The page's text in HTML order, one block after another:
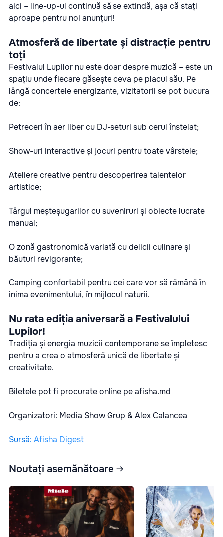
aici – line-up-ul continuă să se extindă, așa că stați
aproape pentru noi anunțuri!
Atmosferă de libertate și distracție pentru
toți
Festivalul Lupilor nu este doar despre muzică – este un
spațiu unde fiecare găsește ceva pe placul său. Pe
lângă concertele energizante, vizitatorii se pot bucura
de:
Petreceri în aer liber cu DJ-seturi sub cerul înstelat;
Show-uri interactive și jocuri pentru toate vârstele;
Ateliere creative pentru descoperirea talentelor
artistice;
Târgul meșteșugarilor cu suveniruri și obiecte lucrate
manual;
O zonă gastronomică variată cu delicii culinare și
băuturi revigorante;
Camping confortabil pentru cei care vor să rămână în
inima evenimentului, în mijlocul naturii.
Nu rata ediția aniversară a Festivalului
Lupilor!
Tradiția și energia muzicii contemporane se împletesc
pentru a crea o atmosferă unică de libertate și
creativitate.
Biletele pot fi procurate online peafisha.md
Organizatori: Media Show Grup & Alex Calancea
Sursă: Afisha Digest
Noutați asemănătoare